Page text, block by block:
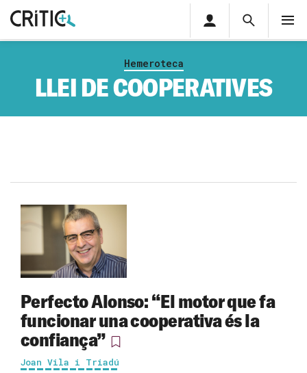
Cerca
Cerca
privada
Hemeroteca
LLEI DE COOPERATIVES
Perfecto Alonso: “El motor que fa
funcionar una cooperativa és la
confiança”
Joan Vila i Triadú